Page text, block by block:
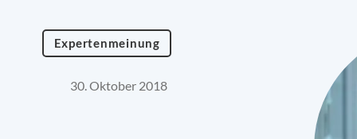
Expertenmeinung
30. Oktober 2018